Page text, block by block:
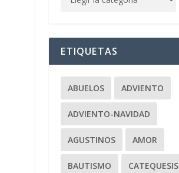
ETIQUETAS
ABUELOS ADVIENTO
ADVIENTO-NAVIDAD
AGUSTINOS AMOR
BAUTISMO CATEQUESIS